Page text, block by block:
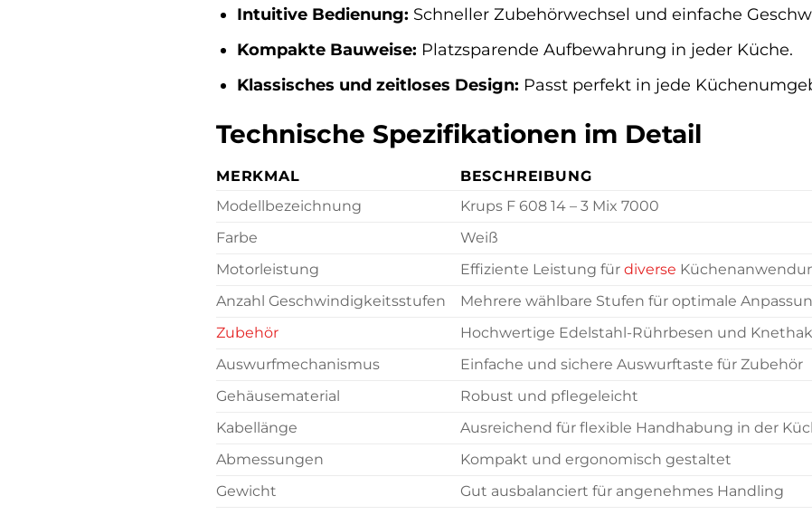
Intuitive Bedienung: Schneller Zubehörwechsel und einfache
Kompakte Bauweise: Platzsparende Aufbewahrung in jeder Küche.
Klassisches und zeitloses Design: Passt perfekt in jede
Technische Spezifikationen im Detail
MERKMAL
BESCHREIBUNG
Modellbezeichnung
Krups F 608 14 – 3 Mix 7000
Farbe
Weiß
Motorleistung
Effiziente Leistung für diverse
Anzahl Geschwindigkeitsstufen
Mehrere wählbare Stufen für optimale
Zubehör
Hochwertige Edelstahl-Rührbesen und
Auswurfmechanismus
Einfache und sichere Auswurftaste für Zubehör
Gehäusematerial
Robust und pflegeleicht
Kabellänge
Ausreichend für flexible Handhabung in der
Abmessungen
Kompakt und ergonomisch gestaltet
Gewicht
Gut ausbalanciert für angenehmes Handling